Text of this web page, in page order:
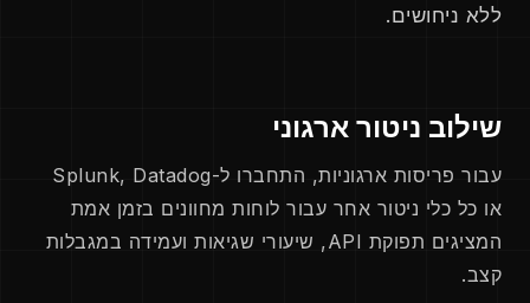
ללא ניחושים.
שילוב ניטור ארגוני
עבור פריסות ארגוניות, התחברו ל-Splunk, Datadog
או כל כלי ניטור אחר עבור לוחות מחוונים בזמן אמת
המציגים תפוקת API, שיעורי שגיאות ועמידה במגבלות
קצב.